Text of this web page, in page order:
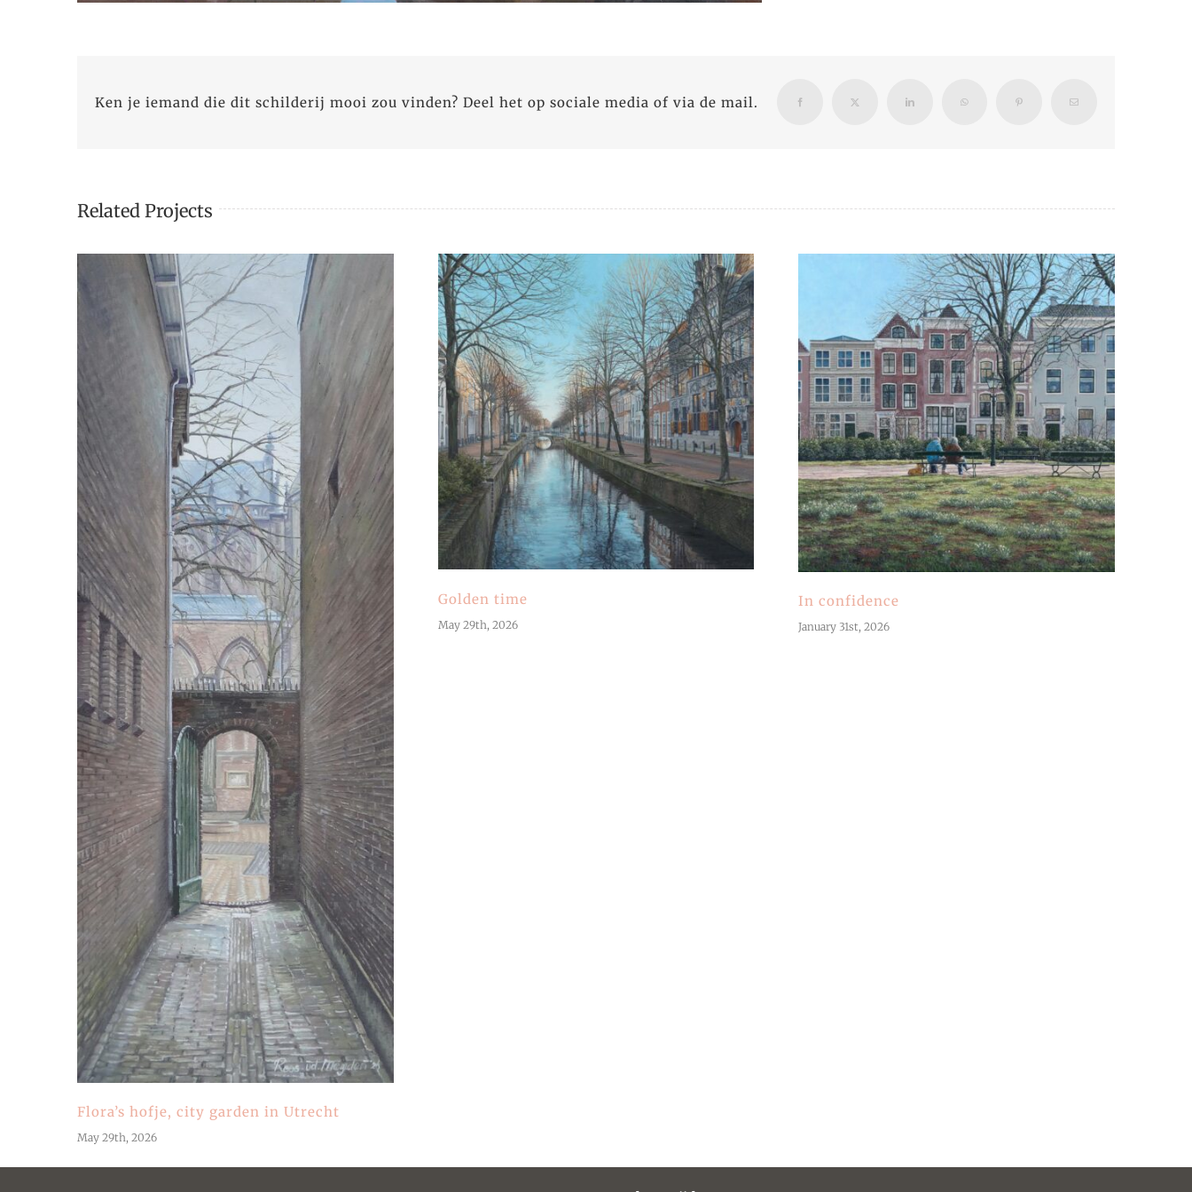
Ken je iemand die dit schilderij mooi zou vinden? Deel het op sociale media of via de mail. Facebook X LinkedIn WhatsApp Pinterest Email
Related Projects
Flora’s hofje, city garden in Utrecht
May 29th, 2026
Golden time
May 29th, 2026
In confidence
January 31st, 2026